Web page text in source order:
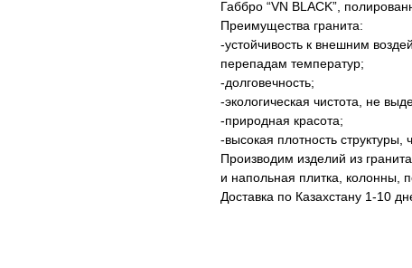
Габбро “VN BLACK”,
Преимущества гранита:
-устойчивость к внешним
перепадам температур;
-долговечность;
-экологическая чистота, не
-природная красота;
-высокая плотность
Производим изделий из
и напольная плитка, колонны,
Доставка по Казахстану 1-10